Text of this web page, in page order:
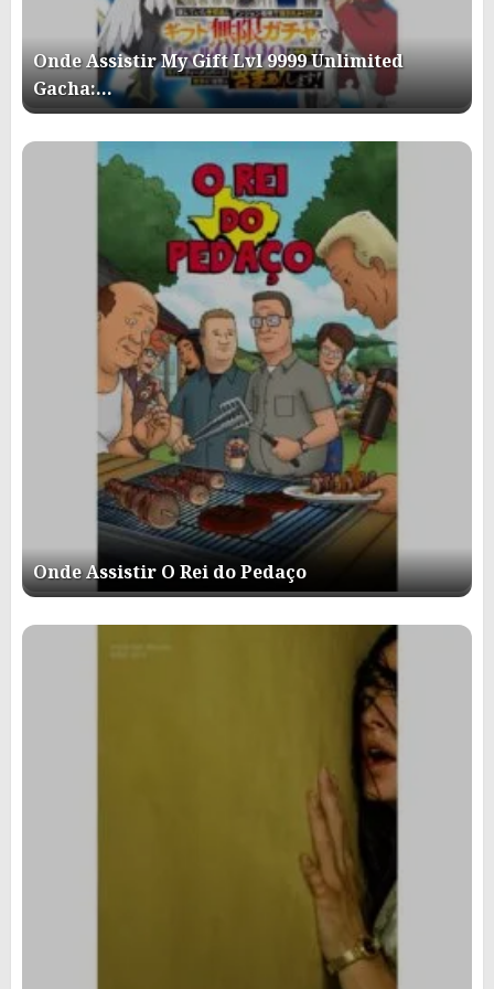
Onde Assistir My Gift Lvl 9999 Unlimited
Gacha:…
Onde Assistir O Rei do Pedaço